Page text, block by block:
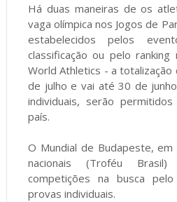
Há duas maneiras de os
vaga olímpica nos Jogos de
estabelecidos pelos
classificação ou pelo ranking
World Athletics - a totalização
de julho e vai até 30 de
individuais, serão
país.
O Mundial de Budapeste,
nacionais (Troféu
competições na busca
provas individuais.